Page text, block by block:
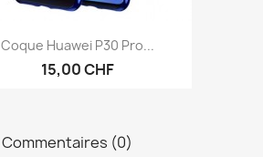
Aperçu rapide
Coque Huawei P30 Pro...
15,00 CHF
Commentaires (0)